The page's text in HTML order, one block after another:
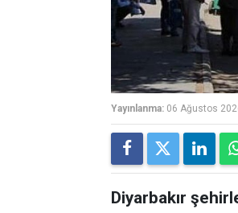
Yayınlanma: 06 Ağustos
Diyarbakır